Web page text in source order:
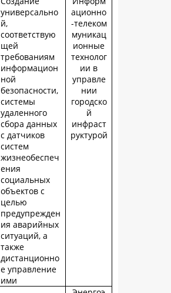
универсально
й,
соответствую
щей
требованиям
информацион
ной
безопасности,
системы
удаленного
сбора данных
с датчиков
систем
жизнеобеспеч
ения
социальных
объектов с
целью
предупрежден
ия аварийных
ситуаций, а
также
дистанционно
е управление
ими
ационно
-телеком
муникац
ионные
технолог
ии в
управле
нии
городско
й
инфраст
руктурой